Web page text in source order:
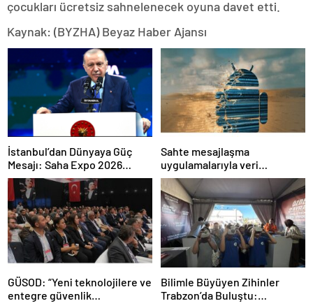
çocukları ücretsiz sahnelenecek oyuna davet etti.
Kaynak: (BYZHA) Beyaz Haber Ajansı
İstanbul’dan Dünyaya Güç
Mesajı: Saha Expo 2026
Rekorlarla Kapılarını Kapattı
Sahte mesajlaşma
uygulamalarıyla veri
sızdırıyorlar- Haber Şafak
GÜSOD: “Yeni teknolojilere ve
entegre güvenlik
Bilimle Büyüyen Zihinler
Trabzon’da Buluştu: